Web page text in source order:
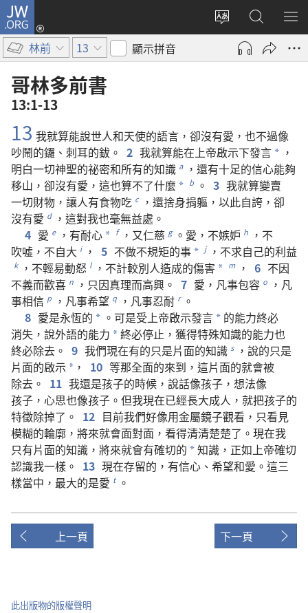
JW.ORG
更
網
登
入
啟
搜
尋
JW.ORG
顯
選
林前 13 顯示拼音
哥林多前書
13:1-13
13 我就算能說世人和天使的語言 ， 卻沒有愛 ， 也不過像
吵鬧的鑼 、 刺耳的鈸 。 2 我就算能在上帝啟示下發言 * ，
明白一切神聖的祕密和所有的知識 a ， 還有十足的信心能夠
移山 ， 卻沒有愛 ， 這也算不了什麼 * b 。 3 我就算變賣
一切財物 ， 讓人有食物吃 c ， 還捨身捐軀 ， 以此自誇 ， 卻
沒有愛 d ， 這對我也毫無益處 。
4 愛 e ， 有耐心 * f ， 又仁慈 g 。 愛 ， 不嫉妒 h ， 不
吹噓 ， 不自大 i ， 5 不做不規矩的事 * j ， 不求自己的利益
k ， 不輕易動怒 l ， 不計較別人造成的傷害 * m ， 6 不因
不義而歡喜 n ， 只因真理而高興 。 7 愛 ， 凡事包容 o ， 凡
事相信 p ， 凡事希望 q ， 凡事忍耐 r 。
8 愛是永恆的 * 。 可是受上帝啟示發言 * 的能力終必
消失 ， 說外語的能力 *終必停止 ， 獲得特殊知識的能力也
終必除去 。 9 我們現在有的只是片面的知識 s ， 說的只是
片面的啟示 * ， 10 等那全面的來到 ， 這片面的就會被
除去 。 11 我還是孩子的時候 ， 說話像孩子 ， 想法像
孩子 ， 心思也像孩子 。 但我現在已經長大成人 ， 就把孩子的
特徵除掉了 。 12 目前我們好像用金屬鏡子觀看 ， 只看見
模糊的輪廓 ， 將來就會面對面 ， 看得清清楚楚了 。 現在我
只有片面的知識 ， 將來就會有確切的 *知識 ， 正如上帝確切
認識我一樣 。 13 現在存留的 ， 有信心 、 希望和愛 。 這三
樣當中 ， 最大的是愛 t 。
上一頁 下一頁
此出版物的版權聲明